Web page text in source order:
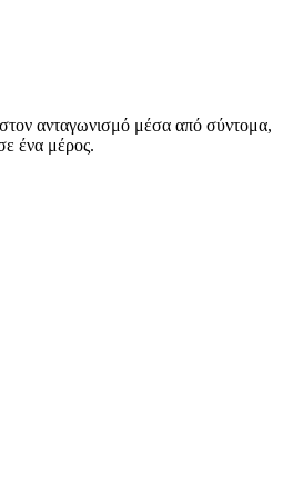
ανταγωνισμό μέσα από σύντομα,
ένα μέρος.